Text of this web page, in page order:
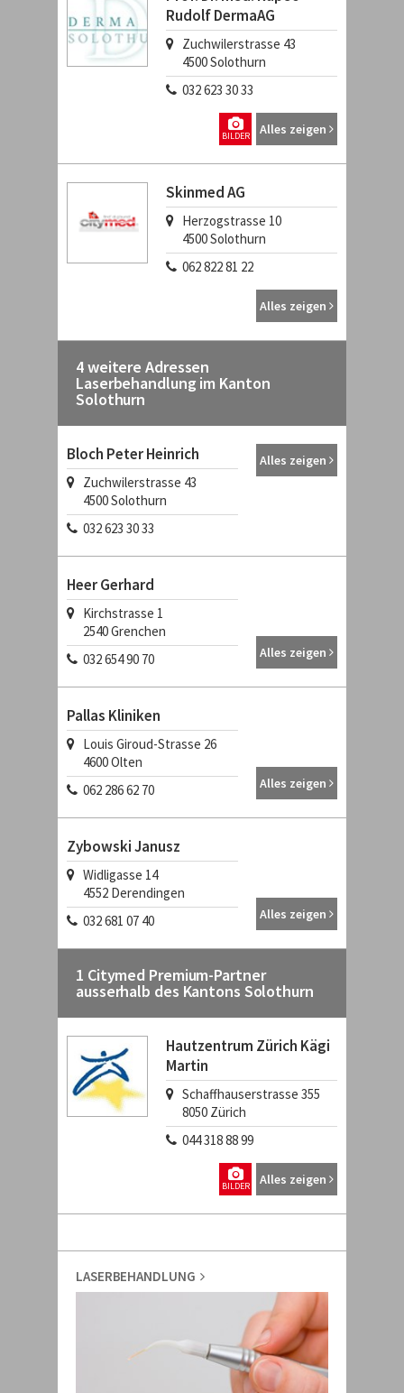
Rudolf DermaAG
Zuchwilerstrasse 43
4500Solothurn
032 623 30 33
Alles zeigen
BILDER
Skinmed AG
Herzogstrasse 10
4500Solothurn
062 822 81 22
Alles zeigen
4 weitere Adressen
Laserbehandlung im Kanton
Solothurn
Bloch Peter Heinrich
Zuchwilerstrasse 43
4500Solothurn
032 623 30 33
Alles zeigen
Heer Gerhard
Kirchstrasse 1
2540Grenchen
032 654 90 70
Alles zeigen
Pallas Kliniken
Louis Giroud-Strasse 26
4600Olten
062 286 62 70
Alles zeigen
Zybowski Janusz
Widligasse 14
4552 Derendingen
032 681 07 40
Alles zeigen
1 Citymed Premium-Partner
ausserhalb des Kantons Solothurn
Hautzentrum Zürich Kägi
Martin
Schaffhauserstrasse 355
8050 Zürich
044 318 88 99
Alles zeigen
BILDER
LASERBEHANDLUNG